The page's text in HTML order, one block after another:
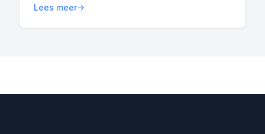
achteraf en met een app heb je direct inzicht in je
Lees meer